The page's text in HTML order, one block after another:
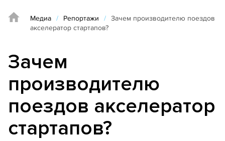
Медиа / Репортажи / Зачем производителю поездов
акселератор стартапов?
Зачем
производителю
поездов акселератор
стартапов?